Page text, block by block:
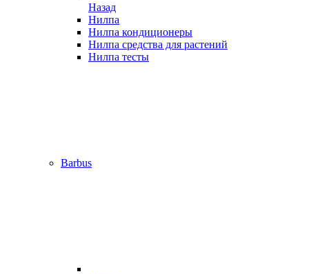
Назад
Нилпа
Нилпа кондиционеры
Нилпа средства для растений
Нилпа тесты
Barbus